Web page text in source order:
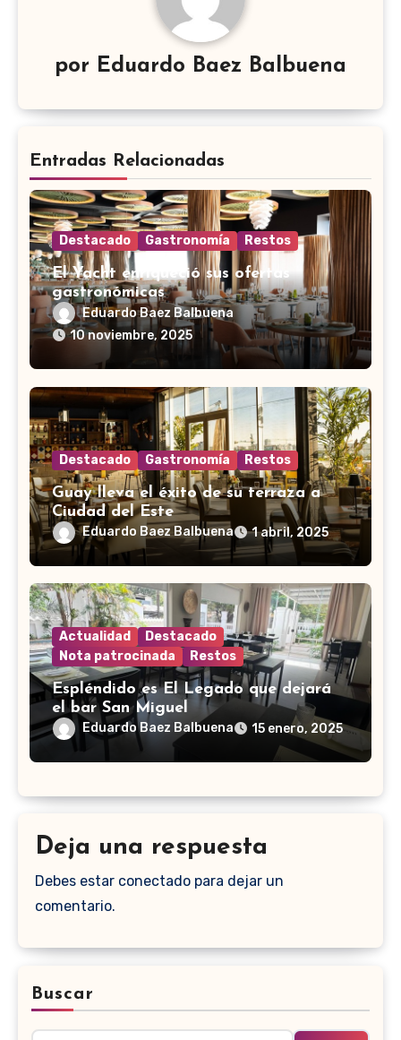
por Eduardo Baez Balbuena
Entradas Relacionadas
Destacado Gastronomía Restos
El Yacht enriqueció sus ofertas
gastronómicas
Eduardo Baez Balbuena
10 noviembre, 2025
Destacado Gastronomía Restos
Guay lleva el éxito de su terraza a
Ciudad del Este
Eduardo Baez Balbuena 1 abril, 2025
Actualidad
Destacado
Nota patrocinada
Restos
Espléndido es El Legado que dejará
el bar San Miguel
Eduardo Baez Balbuena 15 enero, 2025
Deja una respuesta
Debes estar conectado para dejar un
comentario.
Buscar